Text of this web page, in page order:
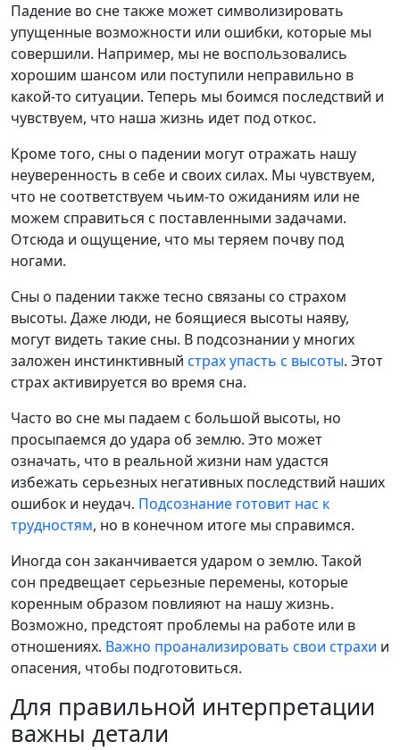
Падение во сне также может символизировать
упущенные возможности или ошибки, которые мы
совершили. Например, мы не воспользовались
хорошим шансом или поступили неправильно в
какой-то ситуации. Теперь мы боимся последствий и
чувствуем, что наша жизнь идет под откос.
Кроме того, сны о падении могут отражать нашу
неуверенность в себе и своих силах. Мы чувствуем,
что не соответствуем чьим-то ожиданиям или не
можем справиться с поставленными задачами.
Отсюда и ощущение, что мы теряем почву под
ногами.
Сны о падении также тесно связаны со страхом
высоты. Даже люди, не боящиеся высоты наяву,
могут видеть такие сны. В подсознании у многих
заложен инстинктивный страх упасть с высоты. Этот
страх активируется во время сна.
Часто во сне мы падаем с большой высоты, но
просыпаемся до удара об землю. Это может
означать, что в реальной жизни нам удастся
избежать серьезных негативных последствий наших
ошибок и неудач. Подсознание готовит нас к
трудностям, но в конечном итоге мы справимся.
Иногда сон заканчивается ударом о землю. Такой
сон предвещает серьезные перемены, которые
коренным образом повлияют на нашу жизнь.
Возможно, предстоят проблемы на работе или в
отношениях. Важно проанализировать свои страхи и
опасения, чтобы подготовиться.
Для правильной интерпретации
важны детали